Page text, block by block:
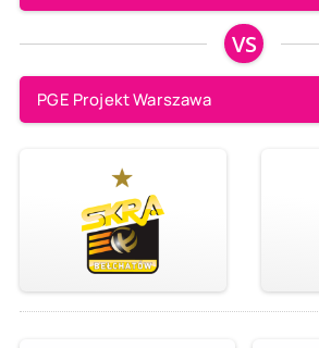
VS
PGE Projekt Warszawa